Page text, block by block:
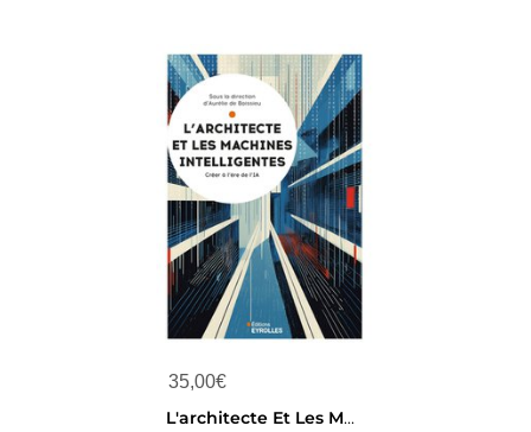
35,00€
L'architecte Et Les Machines Intelligentes : Creer A L'ere De L'ia